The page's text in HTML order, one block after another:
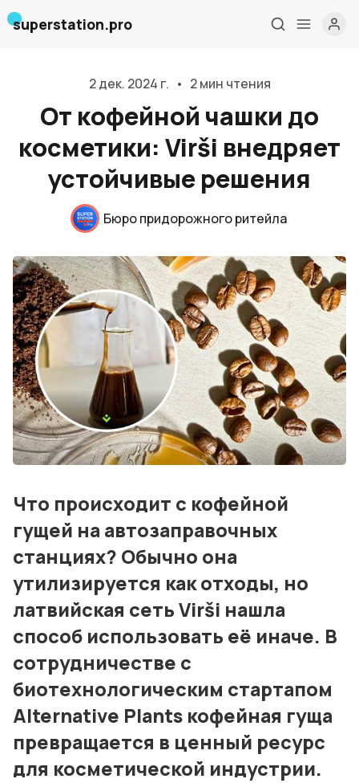
Главная
О нас
Дизайн и проектирование
Консалтинг и обучение
Блог
События
Контакты
Мнения
Видео
Условия использования материалов
Политика конфиденциальности и cookie
superstation.pro
2 дек. 2024 г. • 2 мин чтения
От кофейной чашки до
косметики: Virši внедряет
устойчивые решения
Бюро придорожного ритейла
Что происходит с кофейной
гущей на автозаправочных
станциях? Обычно она
утилизируется как отходы, но
латвийская сеть Virši нашла
способ использовать её иначе. В
сотрудничестве с
биотехнологическим стартапом
Alternative Plants кофейная гуща
превращается в ценный ресурс
для косметической индустрии.